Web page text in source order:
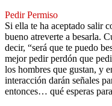
Pedir Permiso
Si ella te ha aceptado salir
bueno atreverte a besarla.
decir, “será que te puedo
mejor pedir perdón que
los hombres que gustan, y
interacción darán señales
entonces… qué esperas